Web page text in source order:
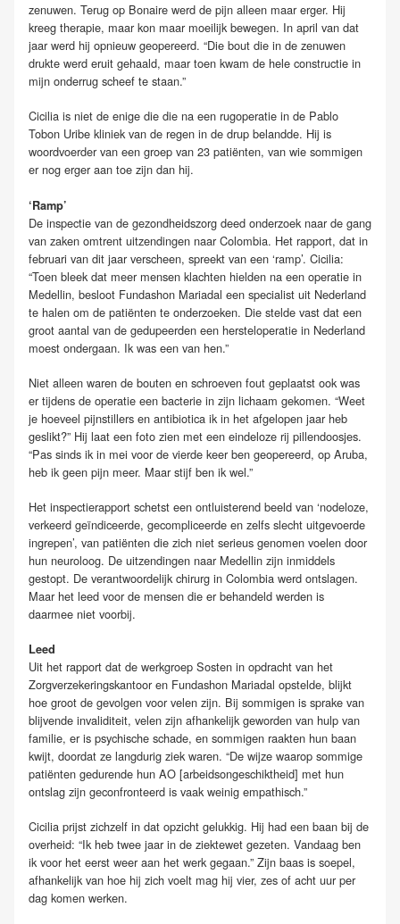
zenuwen. Terug op Bonaire werd de pijn alleen maar erger. Hij
kreeg therapie, maar kon maar moeilijk bewegen. In april van dat
jaar werd hij opnieuw geopereerd. “Die bout die in de zenuwen
drukte werd eruit gehaald, maar toen kwam de hele constructie in
mijn onderrug scheef te staan.”
Cicilia is niet de enige die die na een rugoperatie in de Pablo
Tobon Uribe kliniek van de regen in de drup belandde. Hij is
woordvoerder van een groep van 23 patiënten, van wie sommigen
er nog erger aan toe zijn dan hij.
‘Ramp’
De inspectie van de gezondheidszorg deed onderzoek naar de gang
van zaken omtrent uitzendingen naar Colombia. Het rapport, dat in
februari van dit jaar verscheen, spreekt van een ‘ramp’. Cicilia:
“Toen bleek dat meer mensen klachten hielden na een operatie in
Medellin, besloot Fundashon Mariadal een specialist uit Nederland
te halen om de patiënten te onderzoeken. Die stelde vast dat een
groot aantal van de gedupeerden een hersteloperatie in Nederland
moest ondergaan. Ik was een van hen.”
Niet alleen waren de bouten en schroeven fout geplaatst ook was
er tijdens de operatie een bacterie in zijn lichaam gekomen. “Weet
je hoeveel pijnstillers en antibiotica ik in het afgelopen jaar heb
geslikt?” Hij laat een foto zien met een eindeloze rij pillendoosjes.
“Pas sinds ik in mei voor de vierde keer ben geopereerd, op Aruba,
heb ik geen pijn meer. Maar stijf ben ik wel.”
Het inspectierapport schetst een ontluisterend beeld van ‘nodeloze,
verkeerd geïndiceerde, gecompliceerde en zelfs slecht uitgevoerde
ingrepen’, van patiënten die zich niet serieus genomen voelen door
hun neuroloog. De uitzendingen naar Medellin zijn inmiddels
gestopt. De verantwoordelijk chirurg in Colombia werd ontslagen.
Maar het leed voor de mensen die er behandeld werden is
daarmee niet voorbij.
Leed
Uit het rapport dat de werkgroep Sosten in opdracht van het
Zorgverzekeringskantoor en Fundashon Mariadal opstelde, blijkt
hoe groot de gevolgen voor velen zijn. Bij sommigen is sprake van
blijvende invaliditeit, velen zijn afhankelijk geworden van hulp van
familie, er is psychische schade, en sommigen raakten hun baan
kwijt, doordat ze langdurig ziek waren. “De wijze waarop sommige
patiënten gedurende hun AO [arbeidsongeschiktheid] met hun
ontslag zijn geconfronteerd is vaak weinig empathisch.”
Cicilia prijst zichzelf in dat opzicht gelukkig. Hij had een baan bij de
overheid: “Ik heb twee jaar in de ziektewet gezeten. Vandaag ben
ik voor het eerst weer aan het werk gegaan.” Zijn baas is soepel,
afhankelijk van hoe hij zich voelt mag hij vier, zes of acht uur per
dag komen werken.